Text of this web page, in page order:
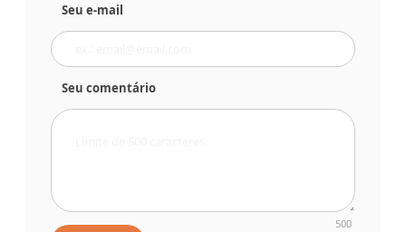
Seu e-mail
Seu comentário
500